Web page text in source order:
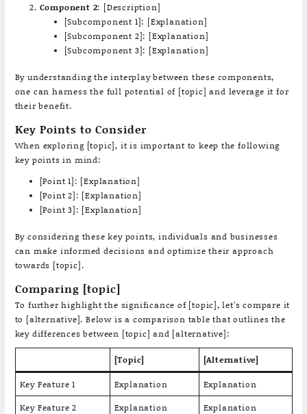
Component 2: [Description]
[Subcomponent 1]: [Explanation]
[Subcomponent 2]: [Explanation]
[Subcomponent 3]: [Explanation]
By understanding the interplay between these components,
one can harness the full potential of [topic] and leverage it for
their benefit.
Key Points to Consider
When exploring [topic], it is important to keep the following
key points in mind:
[Point 1]: [Explanation]
[Point 2]: [Explanation]
[Point 3]: [Explanation]
By considering these key points, individuals and businesses
can make informed decisions and optimize their approach
towards [topic].
Comparing [topic]
To further highlight the significance of [topic], let’s compare it
to [alternative]. Below is a comparison table that outlines the
key differences between [topic] and [alternative]:
[Topic] [Alternative]
Key Feature 1 Explanation
Explanation
Key Feature 2
Explanation
Explanation